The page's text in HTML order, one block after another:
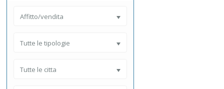
Affitto/vendita
Tutte le tipologie
Tutte le citta